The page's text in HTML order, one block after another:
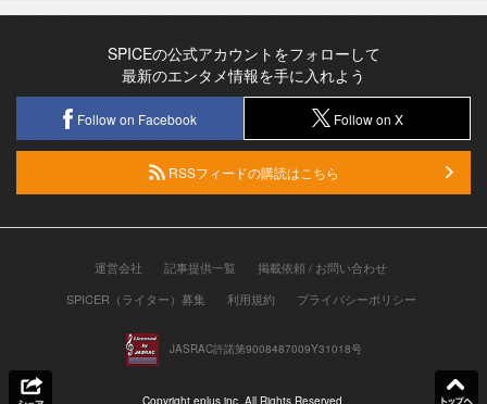
SPICEの公式アカウントをフォローして
最新のエンタメ情報を手に入れよう
Follow on Facebook Follow on X
RSSフィードの購読はこちら
運営会社 記事提供一覧
掲載依頼 / お問い合わせ
SPICER（ライター）募集
利用規約 プライバシーポリシー
JASRAC許諾第9008487009Y31018号